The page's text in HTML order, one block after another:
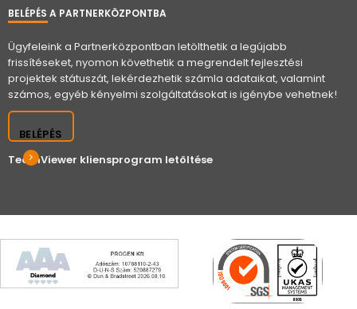
BELÉPÉS A PARTNERKÖZPONTBA
Ügyfeleink a Partnerközpontban letölthetik a legújabb
frissítéseket, nyomon követhetik a megrendelt fejlesztési
projektek státuszát, lekérdezhetik számla adataikat, valamint
számos, egyéb kényelmi szolgáltatásokat is igénybe vehetnek!
BELÉPÉS
TeamViewer kliensprogram letöltése